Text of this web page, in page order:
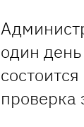
один
проверка